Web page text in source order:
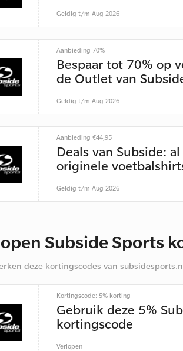
Geldig t/m Aug 2026
Aanbieding 70%
Bespaar tot 70% op
de Outlet van
Geldig t/m Aug 2026
Aanbieding €44,95
Deals van Subside:
originele
Geldig t/m Aug 2026
Subside Sports
deze kortingscodes van
Kortingscode: 5% korting
Gebruik deze 5%
kortingscode
Verlopen